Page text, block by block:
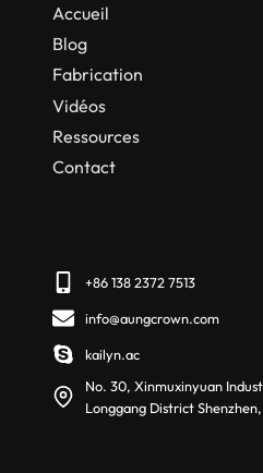
Accueil
Blog
Fabrication
Vidéos
Ressources
Contact
+86 138 2372 7513
info@aungcrown.com
kailyn.ac
No. 30, Xinmuxinyuan
Longgang District